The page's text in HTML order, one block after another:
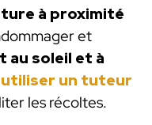
à proximité
et
au soleil et à
utiliser un tuteur
les récoltes.